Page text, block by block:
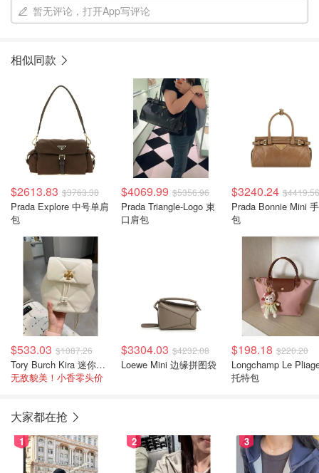
暂无评论，打开App写评论
相似同款
$2613.83 $3763.38
Prada Explore 中号单肩
包
$4069.99 $5356.96
Prada Triangle-Logo 束
口肩包
$3240.24 $4419.56
Prada Bonnie Mini
包
$533.03 $1087.26
Tory Burch Kira 迷你双肩包
无敌貌美！小香零头价
$3304.03 $4232.08
Loewe Mini 边缘拼图袋
$198.18 $220.20
Longchamp Le
托特包
大家都在抢
1 2 3